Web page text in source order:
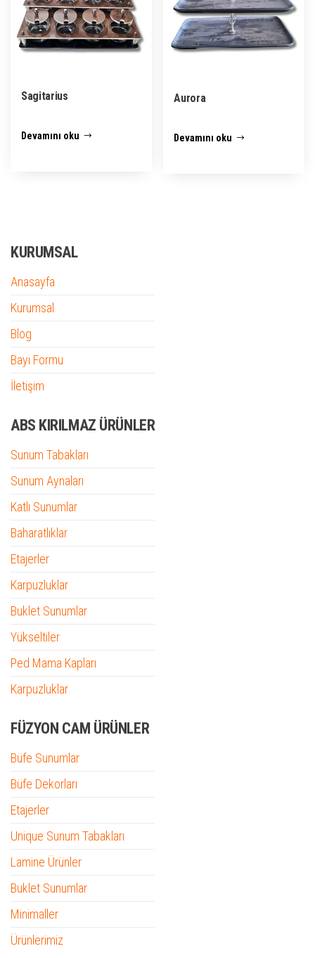
Sagitarius
Devamını oku
Aurora
Devamını oku
KURUMSAL
Anasayfa
Kurumsal
Blog
Bayi Formu
İletişim
ABS KIRILMAZ ÜRÜNLER
Sunum Tabakları
Sunum Aynaları
Katlı Sunumlar
Baharatlıklar
Etajerler
Karpuzluklar
Buklet Sunumlar
Yükseltiler
Ped Mama Kapları
Karpuzluklar
FÜZYON CAM ÜRÜNLER
Büfe Sunumlar
Büfe Dekorları
Etajerler
Unique Sunum Tabakları
Lamine Ürünler
Buklet Sunumlar
Minimaller
Ürünlerimiz